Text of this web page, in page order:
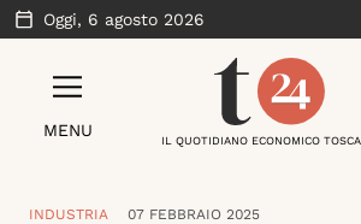
Oggi, 6 agosto 2026
MENU
IL QUOTIDIANO ECONOMICO
INDUSTRIA 07 FEBBRAIO 2025